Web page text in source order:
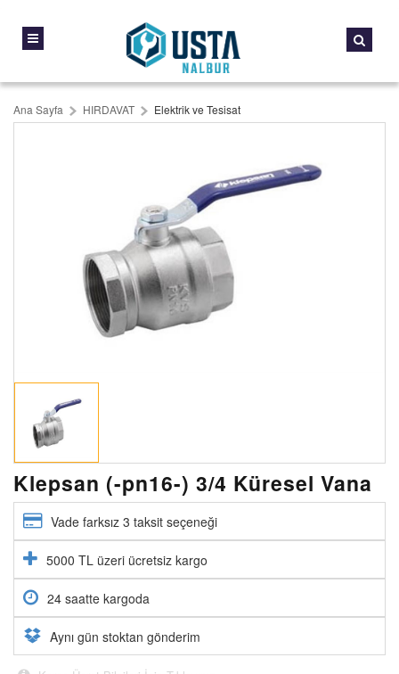
Ana Sayfa HIRDAVAT Elektrik ve Tesisat
Klepsan (-pn16-) 3/4 Küresel Vana
Vade farksız 3 taksit seçeneği
5000 TL üzeri ücretsiz kargo
24 saatte kargoda
Aynı gün stoktan gönderim